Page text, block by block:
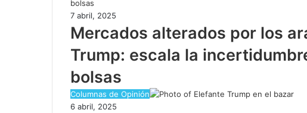
7 abril, 2025
Mercados alterados por los
Trump: escala la
bolsas
Columnas de Opinión
6 abril, 2025